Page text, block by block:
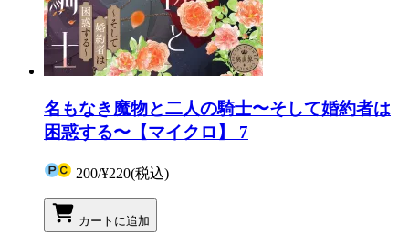
名もなき魔物と二人の騎士〜そして婚約者は
困惑する〜【マイクロ】 7
200/¥220(税込)
カートに追加